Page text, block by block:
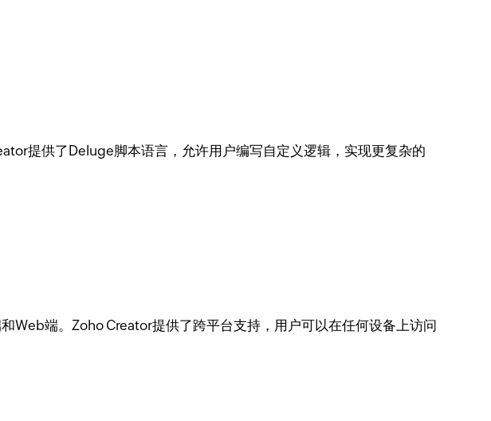
提供了Deluge脚本语言，允许用户编写自定义逻辑，实现更复杂的
Web端。Zoho Creator提供了跨平台支持，用户可以在任何设备上访问